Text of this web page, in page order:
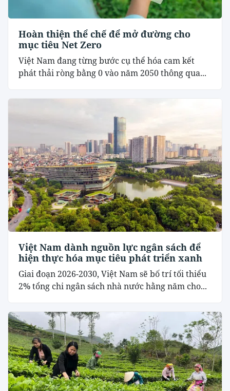
Hoàn thiện thể chế để mở đường cho
mục tiêu Net Zero
Việt Nam đang từng bước cụ thể hóa cam kết
phát thải ròng bằng 0 vào năm 2050 thông qua...
Việt Nam dành nguồn lực ngân sách để
hiện thực hóa mục tiêu phát triển xanh
Giai đoạn 2026-2030, Việt Nam sẽ bố trí tối thiểu
2% tổng chi ngân sách nhà nước hằng năm cho...